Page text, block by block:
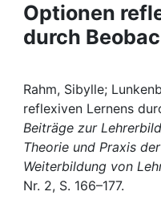
People
Institutions
Awards
My FIS
Optionen
durch
Rahm, Sibylle;
reflexiven Lernens
Beiträge zur
Theorie und Praxis
Weiterbildung von
Nr. 2, S. 166–177.